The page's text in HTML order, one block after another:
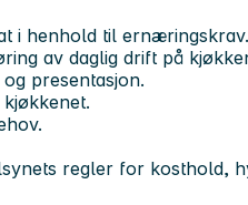
i henhold til ernæringskrav.
av daglig drift på
presentasjon.
regler for kosthold,